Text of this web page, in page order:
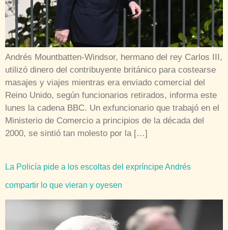
Andrés Mountbatten-Windsor, hermano del rey Carlos III,
utilizó dinero del contribuyente británico para costearse
masajes y viajes mientras era enviado comercial del
Reino Unido, según funcionarios retirados, informa este
lunes la cadena BBC. Un exfuncionario que trabajó en el
Ministerio de Comercio a principios de la década del
2000, se sintió tan molesto por la […]
La Policía pide a los escoltas del expríncipe Andrés
compartir lo que vieran y oyesen